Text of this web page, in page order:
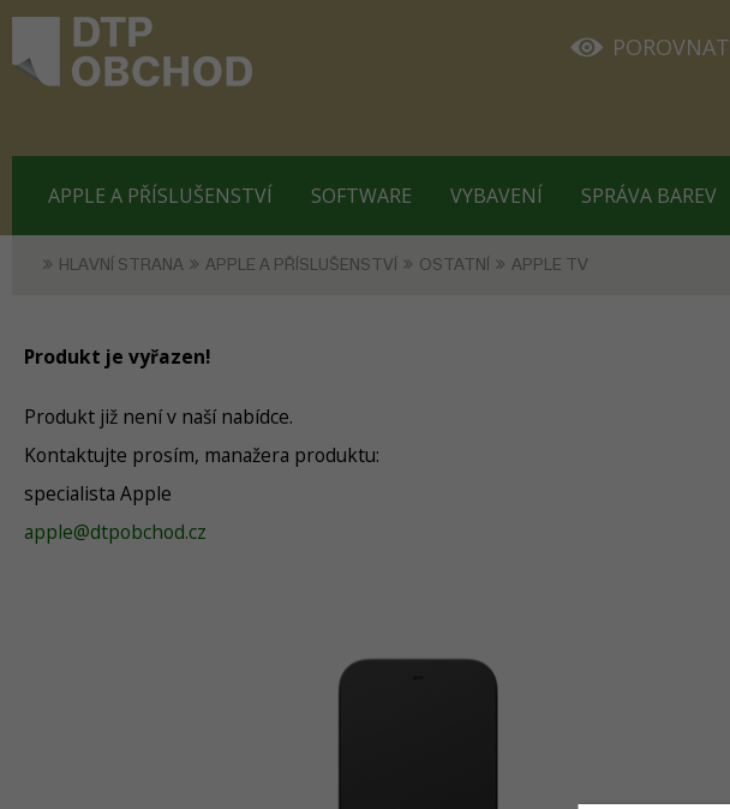
POROVNAT
APPLE A PŘÍSLUŠENSTVÍ SOFTWARE VYBAVENÍ SPRÁVA BAREV
HLAVNÍ STRANA APPLE A PŘÍSLUŠENSTVÍ OSTATNÍ APPLE TV
Produkt je vyřazen!
Produkt již není v naší nabídce.
Kontaktujte prosím, manažera produktu:
specialista Apple
apple@dtpobchod.cz